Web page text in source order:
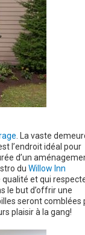
. La vaste
l’endroit idéal pour
d’un
du Willow Inn
qualité et qui
le but d’offrir une
seront comblées
plaisir à la gang!